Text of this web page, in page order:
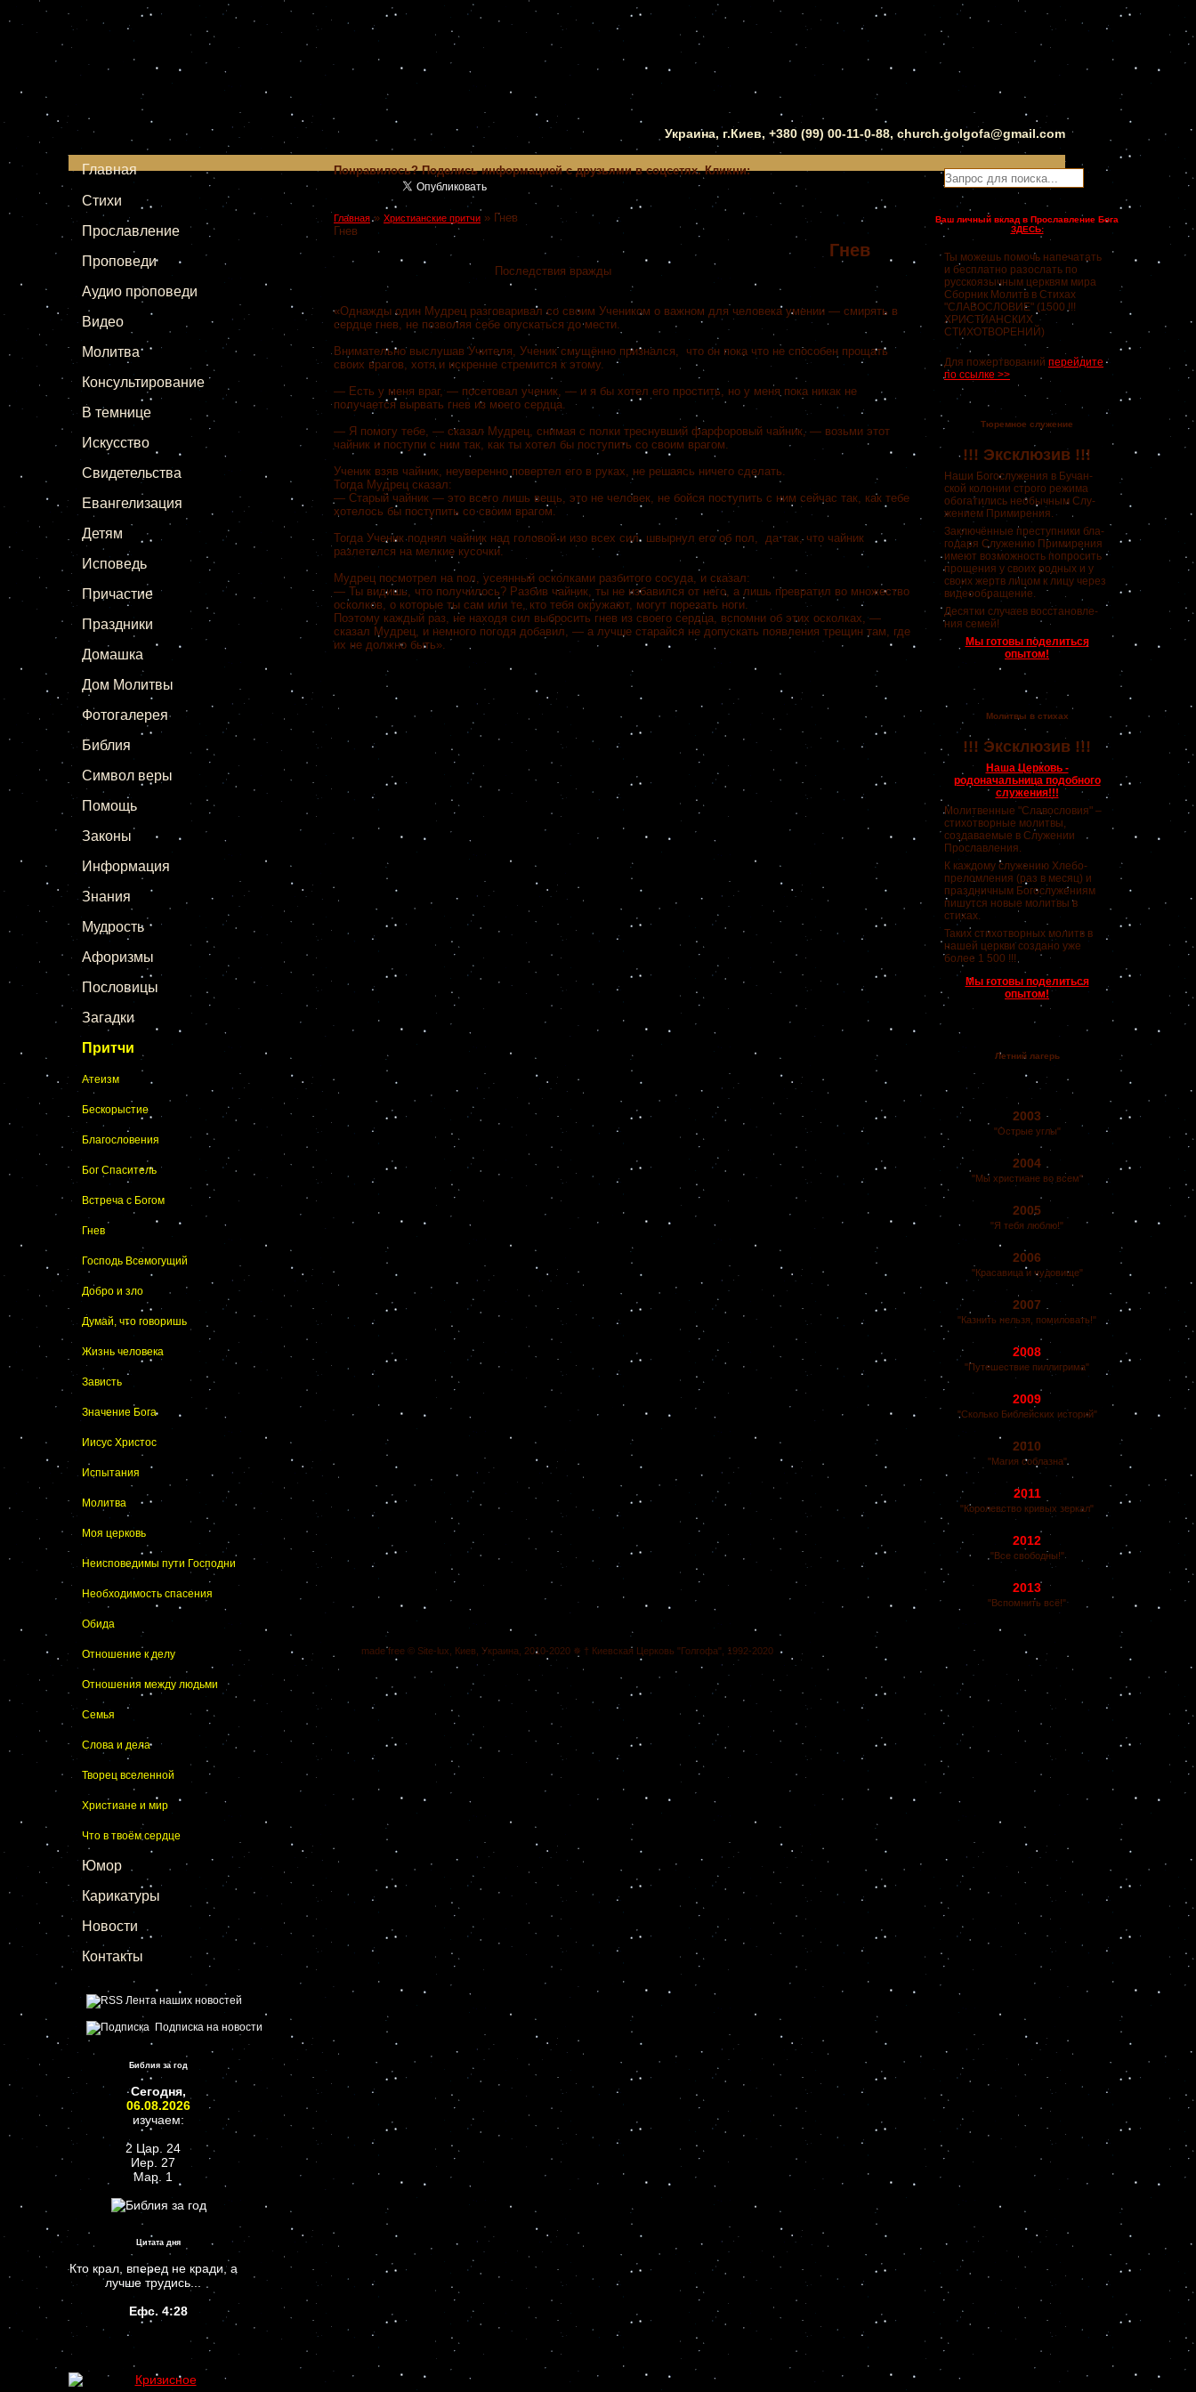
Украина, г.Киев, +380 (99) 00-11-0-88, church.golgofa@gmail.com
Главная
Стихи
Прославление
Проповеди
Аудио проповеди
Видео
Молитва
Консультирование
В темнице
Искусство
Свидетельства
Евангелизация
Детям
Исповедь
Причастие
Праздники
Домашка
Дом Молитвы
Фотогалерея
Библия
Символ веры
Помощь
Законы
Информация
Знания
Мудрость
Афоризмы
Пословицы
Загадки
Притчи
Атеизм
Бескорыстие
Благословения
Бог Спаситель
Встреча с Богом
Гнев
Господь Всемогущий
Добро и зло
Думай, что говоришь
Жизнь человека
Зависть
Значение Бога
Иисус Христос
Испытания
Молитва
Моя церковь
Неисповедимы пути Господни
Необходимость спасения
Обида
Отношение к делу
Отношения между людьми
Семья
Слова и дела
Творец вселенной
Христиане и мир
Что в твоём сердце
Юмор
Карикатуры
Новости
Контакты
Лента наших новостей
Подписка на новости
Библия за год
Сегодня,
06.08.2026
изучаем:
2 Цар. 24
Иер. 27
Мар. 1
Цитата дня
Кто крал, вперед не кради, а
лучше трудись...
Ефс. 4:28
Понравилось? Поделись информацией с друзьями в соцсетях. Кликни:
Главная» Христианские притчи » Гнев
Гнев
Гнев
Последствия вражды
«Однажды один Мудрец разговаривал со своим Учеником о важном для человека умении — смирять в
сердце гнев, не позволяя себе опускаться до мести.
Внимательно выслушав Учителя, Ученик смущённо признался, что он пока что не способен прощать
своих врагов, хотя и искренне стремится к этому.
— Есть у меня враг, — посетовал ученик, — и я бы хотел его простить, но у меня пока никак не
получается вырвать гнев из моего сердца.
— Я помогу тебе, — сказал Мудрец, снимая с полки треснувший фарфоровый чайник, — возьми этот
чайник и поступи с ним так, как ты хотел бы поступить со своим врагом.
Ученик взяв чайник, неуверенно повертел его в руках, не решаясь ничего сделать.
Тогда Мудрец сказал:
— Старый чайник — это всего лишь вещь, это не человек, не бойся поступить с ним сейчас так, как тебе
хотелось бы поступить со своим врагом.
Тогда Ученик поднял чайник над головой и изо всех сил швырнул его об пол, да так, что чайник
разлетелся на мелкие кусочки.
Мудрец посмотрел на пол, усеянный осколками разбитого сосуда, и сказал:
— Ты видишь, что получилось? Разбив чайник, ты не избавился от него, а лишь превратил во множество
осколков, о которые ты сам или те, кто тебя окружают, могут порезать ноги.
Поэтому каждый раз, не находя сил выбросить гнев из своего сердца, вспомни об этих осколках, —
сказал Мудрец, и немного погодя добавил, — а лучше старайся не допускать появления трещин там, где
их не должно быть».
Ваш личный вклад в Прославление Бога
ЗДЕСЬ:
Ты можешь помочь напечатать
и бесплатно разослать по
русскоязычным церквям мира
Сборник Молитв в Стихах
"СЛАВОСЛОВИЕ" (1500 !!!
ХРИСТИАНСКИХ
СТИХОТВОРЕНИЙ)
Для пожертвований перейдите
по ссылке >>
Тюремное служение
!!! Эксклюзив !!!
Наши Богослужения в Бучан-
ской колонии строго режима
обогатились необычным Слу-
жением Примирения.
Заключённые преступники бла-
годаря Служению Примирения
имеют возможность попросить
прощения у своих родных и у
своих жертв лицом к лицу через
видеообращение.
Десятки случаев восстановле-
ния семей!
Мы готовы поделиться
опытом!
Молитвы в стихах
!!! Эксклюзив !!!
Наша Церковь -
родоначальница подобного
служения!!!
Молитвенные "Славословия" –
стихотворные молитвы,
создаваемые в Служении
Прославления.
К каждому служению Хлебо-
преломления (раз в месяц) и
праздничным Богослужениям
пишутся новые молитвы в
стихах.
Таких стихотворных молитв в
нашей церкви создано уже
более 1 500 !!!
Мы готовы поделиться
опытом!
Летний лагерь
2003
"Острые углы"
2004
"Мы христиане во всем"
2005
"Я тебя люблю!"
2006
"Красавица и чудовище"
2007
"Казнить нельзя, помиловать!"
2008
"Путешествие пиллигрима"
2009
"Сколько Библейских историй"
2010
"Магия соблазна"
2011
"Королевство кривых зеркал"
2012
"Все свободны!"
2013
"Вспомнить всё!"
made free © Site-lux, Киев, Украина, 2010-2020 ✵ † Киевская Церковь "Голгофа", 1992-2020